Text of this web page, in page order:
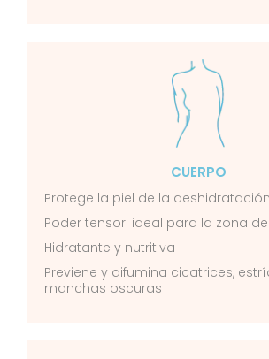
CUERPO
Protege la piel de la deshidratación
Poder tensor: ideal para la zona
Hidratante y nutritiva
Previene y difumina cicatrices,
manchas oscuras